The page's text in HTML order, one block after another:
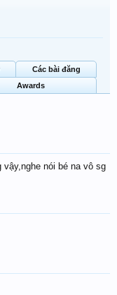
Các bài đăng
Awards
vậy,nghe nói bé na vô sg